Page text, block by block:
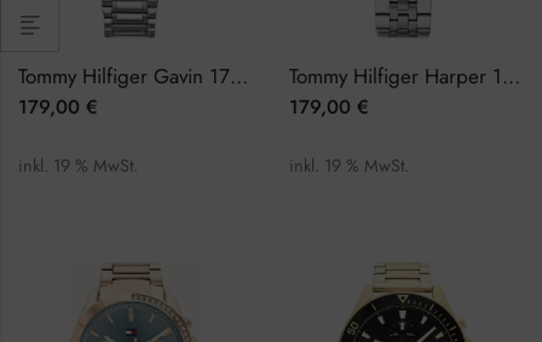
Tommy Hilfiger Gavin 1791469 Herrenuhr
179,00 €
inkl. 19 % MwSt.
Tommy Hilfiger Harper 1782222 Damenuhr
179,00 €
inkl. 19 % MwSt.